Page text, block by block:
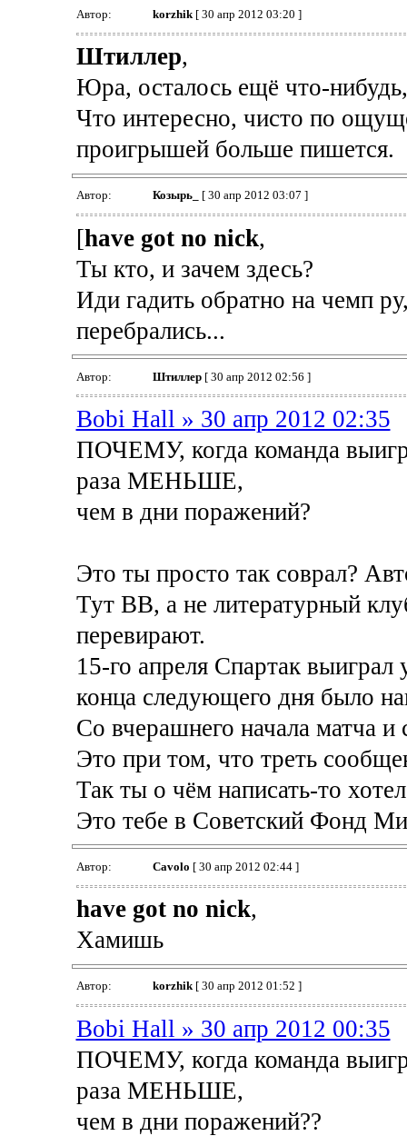
Автор: korzhik[ 30 апр 2012 03:20 ]
Штиллер,
Юра, осталось ещё что-
Что интересно, чисто по
проигрышей больше пишется.
Автор: Козырь_ [ 30 апр 2012 03:07 ]
[have got no nick,
Ты кто, и зачем здесь?
Иди гадить обратно на чемп
перебрались...
Автор: Штиллер[ 30 апр 2012 02:56 ]
Bobi Hall » 30 апр 2012 02:35
ПОЧЕМУ, когда команда
раза МЕНЬШЕ,
чем в дни поражений?
Это ты просто так соврал?
Тут ВВ, а не литературный
перевирают.
15-го апреля Спартак
конца следующего дня было
Со вчерашнего начала матча и
Это при том, что треть
Так ты о чём написать-то
Это тебе в Советский Фонд
Автор: Cavolo [ 30 апр 2012 02:44 ]
have got no nick,
Хамишь
Автор: korzhik[ 30 апр 2012 01:52 ]
Bobi Hall » 30 апр 2012 00:35
ПОЧЕМУ, когда команда
раза МЕНЬШЕ,
чем в дни поражений??